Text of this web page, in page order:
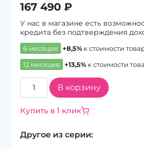
167 490 ₽
У нас в магазине есть
кредита без подтверждения
6 месяцев +8,5% к стоимости
12 месяцев
+13,5% к стоимости
Количество
товара
Apple
17
В корзину
Купить в 1 клик
Другое из серии: